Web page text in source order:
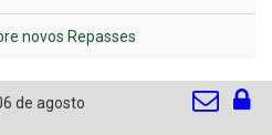
novos Repasses
de agosto